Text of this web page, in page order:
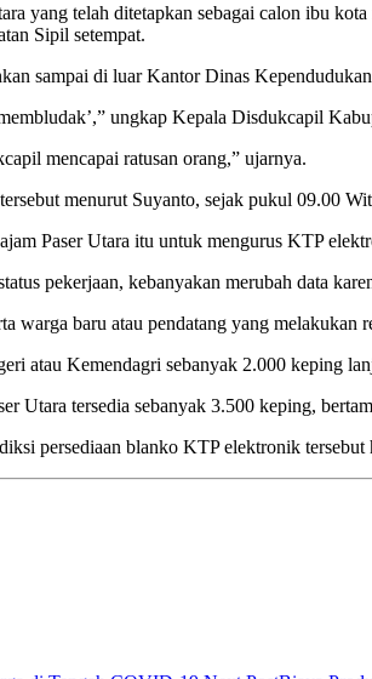
yang telah ditetapkan sebagai calon ibu
Sipil setempat.
sampai di luar Kantor Dinas
ungkap Kepala Disdukcapil
mencapai ratusan orang,” ujarnya.
menurut Suyanto, sejak pukul 09.00
Paser Utara itu untuk mengurus KTP
pekerjaan, kebanyakan merubah data
warga baru atau pendatang yang melakukan
atau Kemendagri sebanyak 2.000 keping
Utara tersedia sebanyak 3.500 keping,
persediaan blanko KTP elektronik